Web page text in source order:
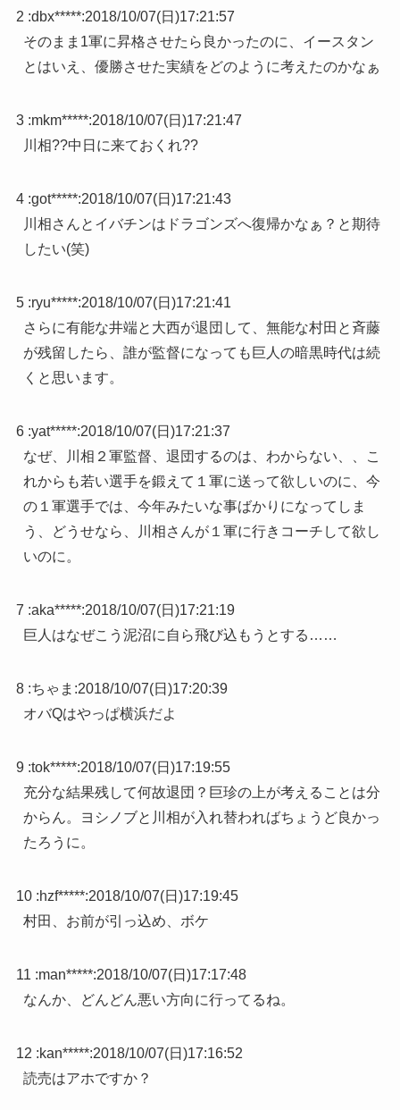
2 :dbx*****:2018/10/07(日)17:21:57
そのまま1軍に昇格させたら良かったのに、イースタン
とはいえ、優勝させた実績をどのように考えたのかなぁ
3 :mkm*****:2018/10/07(日)17:21:47
川相??中日に来ておくれ??
4 :got*****:2018/10/07(日)17:21:43
川相さんとイバチンはドラゴンズへ復帰かなぁ？と期待
したい(笑)
5 :ryu*****:2018/10/07(日)17:21:41
さらに有能な井端と大西が退団して、無能な村田と斉藤
が残留したら、誰が監督になっても巨人の暗黒時代は続
くと思います。
6 :yat*****:2018/10/07(日)17:21:37
なぜ、川相２軍監督、退団するのは、わからない、、こ
れからも若い選手を鍛えて１軍に送って欲しいのに、今
の１軍選手では、今年みたいな事ばかりになってしま
う、どうせなら、川相さんが１軍に行きコーチして欲し
いのに。
7 :aka*****:2018/10/07(日)17:21:19
巨人はなぜこう泥沼に自ら飛び込もうとする……
8 :ちゃま :2018/10/07(日)17:20:39
オバQはやっぱ横浜だよ
9 :tok*****:2018/10/07(日)17:19:55
充分な結果残して何故退団？巨珍の上が考えることは分
からん。ヨシノブと川相が入れ替わればちょうど良かっ
たろうに。
10 :hzf*****:2018/10/07(日)17:19:45
村田、お前が引っ込め、ボケ
11 :man*****:2018/10/07(日)17:17:48
なんか、どんどん悪い方向に行ってるね。
12 :kan*****:2018/10/07(日)17:16:52
読売はアホですか？